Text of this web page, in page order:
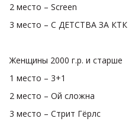
2 место – Screen
3 место – С ДЕТСТВА ЗА КТК
Женщины 2000 г.р. и старше
1 место – 3+1
2 место – Ой сложна
3 место – Стрит Гёрлс